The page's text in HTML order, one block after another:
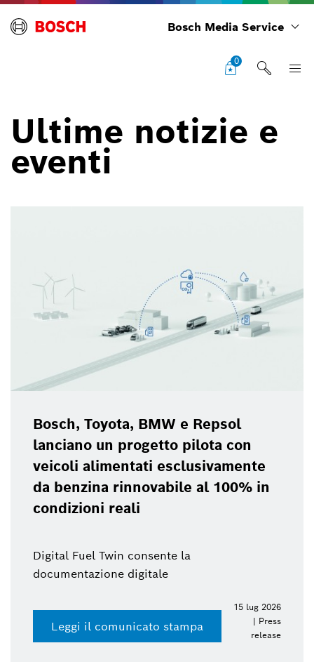
Bosch Media Service
0
Ultime notizie e
eventi
BMW e Repsol
pilota con
esclusivamente
al 100% in
la
stampa
| Press
2026
Accedi al